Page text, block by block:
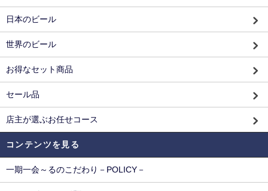
日本のビール
世界のビール
お得なセット商品
セール品
店主が選ぶお任せコース
コンテンツを見る
一期一会～るのこだわり－POLICY－